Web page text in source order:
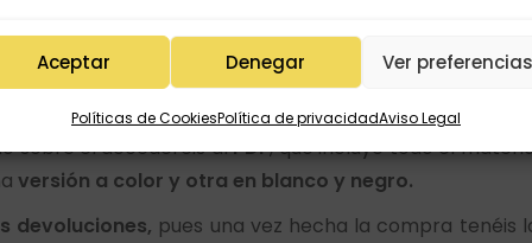
Aceptar Denegar Ver
Políticas de CookiesPolítica de privacidadAviso Legal
el mes de diciembre es mucho más fácil.
tema de la Navidad.
elidiomaque preferís. Una vez escogido, al
sobre él accederéis alPDF, que incluye todo el
versión a color y otra en blanco y negro.
devoluciones, pues una vez hecha la compra